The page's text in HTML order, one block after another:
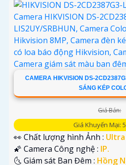
CAMERA HIKVISION DS-
SÁNG KÉP
Giá Bán:
Giá Khuyến Mại:
👀 Chất lượng hình Ảnh : Ultra
🌠 Camera Công nghệ : IP.
🌜 Giám sát Ban Đêm : Hồng